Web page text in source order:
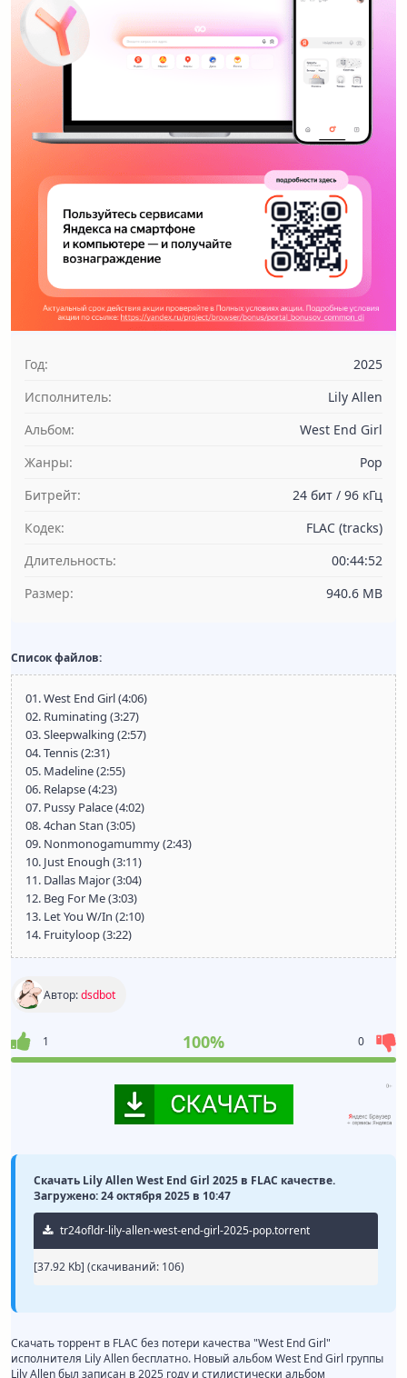
Год:
2025
Исполнитель:
Lily Allen
Альбом:
West End Girl
Жанры:
Pop
Битрейт:
24 бит / 96 кГц
Кодек:
FLAC (tracks)
Длительность:
00:44:52
Размер:
940.6 MB
Список файлов:
01. West End Girl (4:06)
02. Ruminating (3:27)
03. Sleepwalking (2:57)
04. Tennis (2:31)
05. Madeline (2:55)
06. Relapse (4:23)
07. Pussy Palace (4:02)
08. 4chan Stan (3:05)
09. Nonmonogamummy (2:43)
10. Just Enough (3:11)
11. Dallas Major (3:04)
12. Beg For Me (3:03)
13. Let You W/In (2:10)
14. Fruityloop (3:22)
Автор:dsdbot
1 100% 0
Скачать Lily Allen West End Girl 2025 в FLAC качестве.
Загружено: 24 октября 2025 в 10:47
tr24ofldr-lily-allen-west-end-girl-2025-pop.torrent
[37.92 Kb] (cкачиваний: 106)
Скачать торрент в FLAC без потери качества "West End Girl"
исполнителя Lily Allen бесплатно. Новый альбом West End Girl группы
Lily Allen был записан в 2025 году и стилистически альбом